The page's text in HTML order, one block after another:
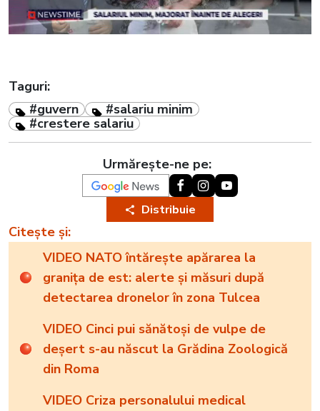
Taguri:
#guvern
#salariu minim
#crestere salariu
Urmărește-ne pe:
Distribuie
Citește și:
VIDEO NATO întărește apărarea la
granița de est: alerte și măsuri după
detectarea dronelor în zona Tulcea
VIDEO Cinci pui sănătoși de vulpe de
deșert s-au născut la Grădina Zoologică
din Roma
VIDEO Criza personalului medical